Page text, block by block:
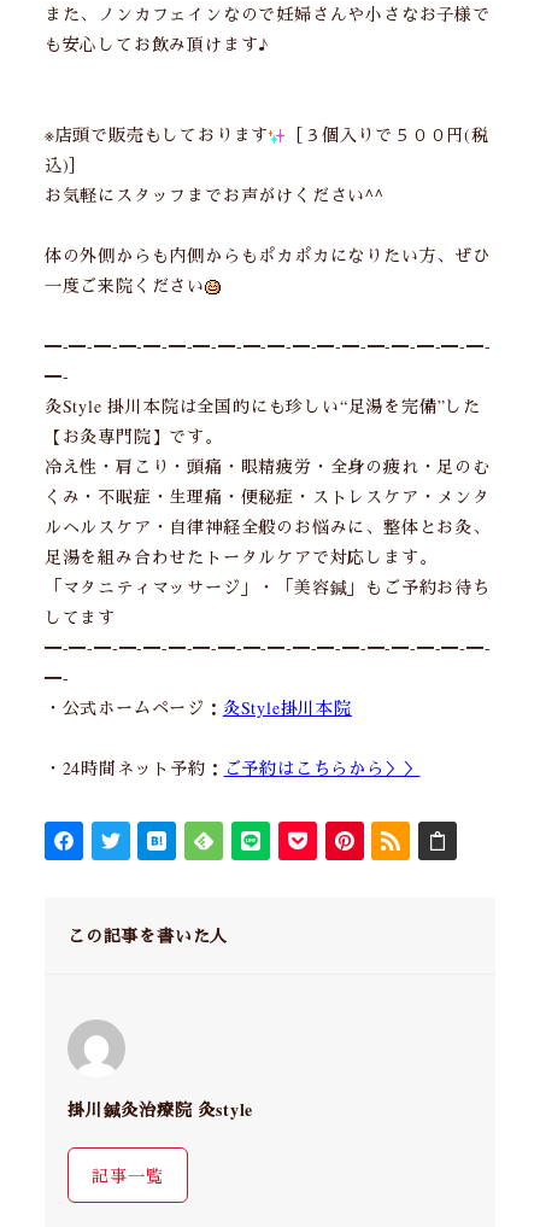
また、ノンカフェインなので妊婦さんや小さなお子様で
も安心してお飲み頂けます♪
※店頭で販売もしております
［３個入りで５００円(税
込)］
お気軽にスタッフまでお声がけください^^
体の外側からも内側からもポカポカになりたい方、ぜひ
一度ご来院ください
━-━-━-━-━-━-━-━-━-━-━-━-━-━-━-━-━-━-
━-
灸Style 掛川本院は全国的にも珍しい“足湯を完備”した
【お灸専門院】です。
冷え性・肩こり・頭痛・眼精疲労・全身の疲れ・足のむ
くみ・不眠症・生理痛・便秘症・ストレスケア・メンタ
ルヘルスケア・自律神経全般のお悩みに、整体とお灸、
足湯を組み合わせたトータルケアで対応します。
「マタニティマッサージ」・「美容鍼」もご予約お待ち
してます
━-━-━-━-━-━-━-━-━-━-━-━-━-━-━-━-━-━-
━-
・公式ホームページ： 灸Style掛川本院
・24時間ネット予約： ご予約はこちらから＞＞
この記事を書いた人
掛川鍼灸治療院 灸style
記事一覧